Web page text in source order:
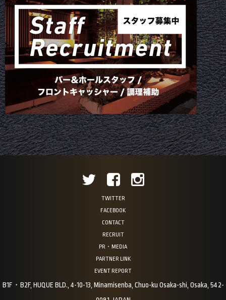
TWITTER
FACEBOOK
CONTACT
RECRUIT
PR・MEDIA
PARTNER LINK
EVENT REPORT
B1F・B2F, HUQUE BLD., 4-10-13, Minamisenba, Chuo-ku Osaka-shi, Osaka, 542-